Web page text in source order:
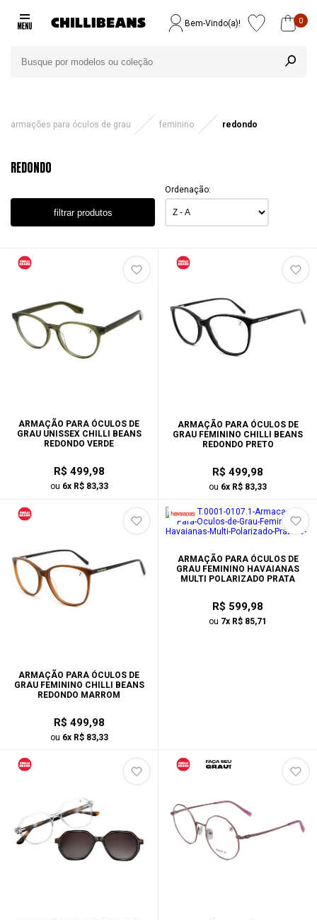
Bem-Vindo(a)! 0
armações para óculos de grau feminino redondo
REDONDO
Ordenação:
filtrar produtos
ARMAÇÃO PARA ÓCULOS DE
GRAU UNISSEX CHILLI BEANS
REDONDO VERDE
R$ 499,98
ou 6x R$ 83,33
ARMAÇÃO PARA ÓCULOS DE
GRAU FEMININO CHILLI BEANS
REDONDO PRETO
R$ 499,98
ou 6x R$ 83,33
ARMAÇÃO PARA ÓCULOS DE
GRAU FEMININO CHILLI BEANS
REDONDO MARROM
R$ 499,98
ou 6x R$ 83,33
ARMAÇÃO PARA ÓCULOS DE
GRAU FEMININO HAVAIANAS
MULTI POLARIZADO PRATA
R$ 599,98
ou 7x R$ 85,71